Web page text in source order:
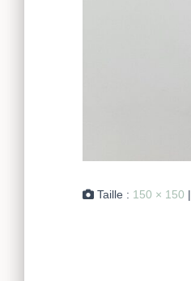
Taille : 150 × 150 |